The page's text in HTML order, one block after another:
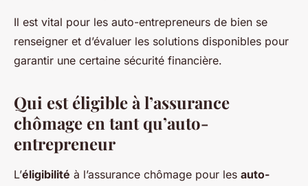
Il est vital pour les auto-entrepreneurs de bien se
renseigner et d’évaluer les solutions disponibles pour
garantir une certaine sécurité financière.
Qui est éligible à l’assurance
chômage en tant qu’auto-
entrepreneur
L’éligibilité à l’assurance chômage pour les auto-